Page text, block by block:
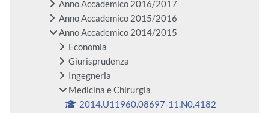
Anno Accademico 2016/2017
Anno Accademico 2015/2016
Anno Accademico 2014/2015
Economia
Giurisprudenza
Ingegneria
Medicina e Chirurgia
2014.U11960.08697-11.N0.4182